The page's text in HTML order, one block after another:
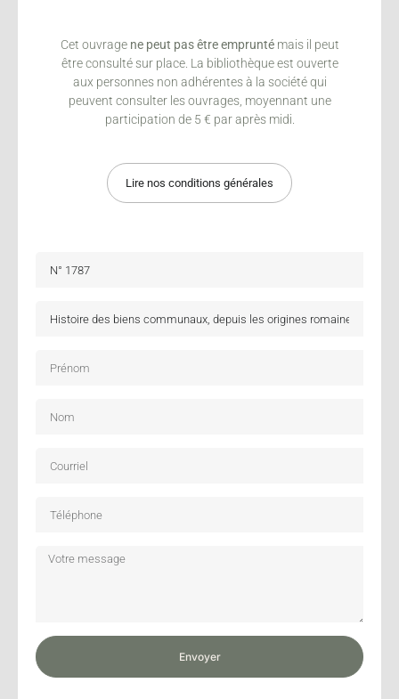
Cet ouvrage ne peut pas être empruntémais il peut
être consulté sur place. La bibliothèque est ouverte
aux personnes non adhérentes à la société qui
peuvent consulter les ouvrages, moyennant une
participation de 5 € par après midi.
Lire nos conditions générales
Envoyer